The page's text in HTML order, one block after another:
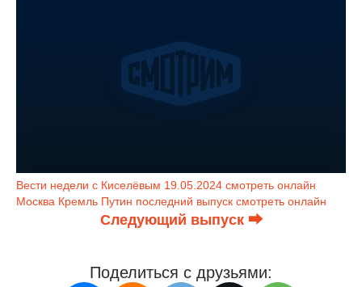
Вести недели с Киселёвым 19.05.2024 смотреть онлайн
Москва Кремль Путин последний выпуск смотреть онлайн
Следующий выпуск ⮕
Поделиться с друзьями: